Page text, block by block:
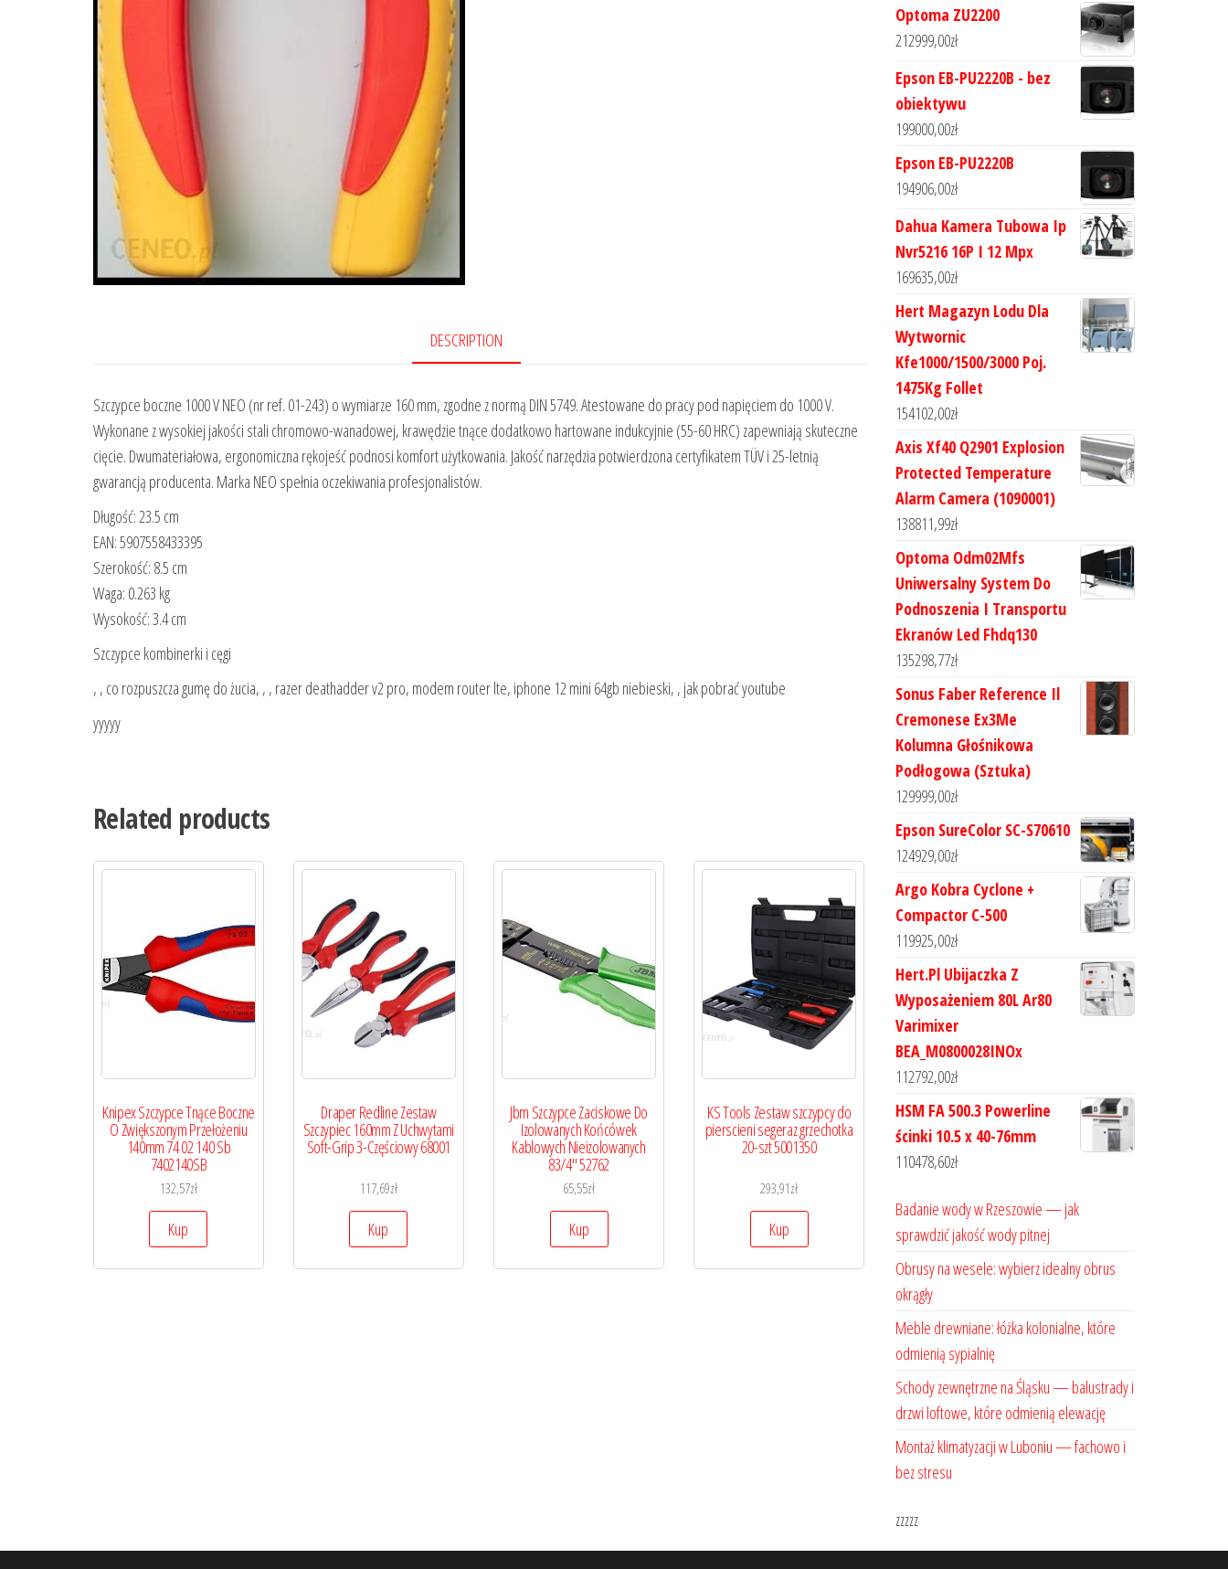
DESCRIPTION
Szczypce boczne 1000 V NEO (nr ref. 01-243) o wymiarze 160 mm, zgodne z normą DIN 5749. Atestowane do pracy pod napięciem do 1000 V.
Wykonane z wysokiej jakości stali chromowo-wanadowej, krawędzie tnące dodatkowo hartowane indukcyjnie (55-60 HRC) zapewniają skuteczne
cięcie. Dwumateriałowa, ergonomiczna rękojeść podnosi komfort użytkowania. Jakość narzędzia potwierdzona certyfikatem TÜV i 25-letnią
gwarancją producenta. Marka NEO spełnia oczekiwania profesjonalistów.
Długość: 23.5 cm
EAN: 5907558433395
Szerokość: 8.5 cm
Waga: 0.263 kg
Wysokość: 3.4 cm
Szczypce kombinerki i cęgi
, , co rozpuszcza gumę do żucia, , , razer deathadder v2 pro, modem router lte, iphone 12 mini 64gb niebieski, , jak pobrać youtube
yyyyy
Related products
Knipex Szczypce Tnące Boczne
O Zwiększonym Przełożeniu
140mm 74 02 140 Sb
7402140SB
132,57zł
Kup
Draper Redline Zestaw
Szczypiec 160mm Z Uchwytami
Soft-Grip 3-Częściowy 68001
117,69zł
Kup
Jbm Szczypce Zaciskowe Do
Izolowanych Końcówek
Kablowych Nieizolowanych
83/4″ 52762
65,55zł
Kup
KS Tools Zestaw szczypcy do
pierscieni segeraz grzechotka
20-szt 5001350
293,91zł
Kup
Optoma ZU2200
212999,00zł
Epson EB-PU2220B - bez
obiektywu
199000,00zł
Epson EB-PU2220B
194906,00zł
Dahua Kamera Tubowa Ip
Nvr5216 16P I 12 Mpx
169635,00zł
Hert Magazyn Lodu Dla
Wytwornic
Kfe1000/1500/3000 Poj.
1475Kg Follet
154102,00zł
Axis Xf40 Q2901 Explosion
Protected Temperature
Alarm Camera (1090001)
138811,99zł
Optoma Odm02Mfs
Uniwersalny System Do
Podnoszenia I Transportu
Ekranów Led Fhdq130
135298,77zł
Sonus Faber Reference Il
Cremonese Ex3Me
Kolumna Głośnikowa
Podłogowa (Sztuka)
129999,00zł
Epson SureColor SC-S70610
124929,00zł
Argo Kobra Cyclone +
Compactor C-500
119925,00zł
Hert.Pl Ubijaczka Z
Wyposażeniem 80L Ar80
Varimixer
BEA_M0800028INOx
112792,00zł
HSM FA 500.3 Powerline
ścinki 10.5 x 40-76mm
110478,60zł
Badanie wody w Rzeszowie — jak
sprawdzić jakość wody pitnej
Obrusy na wesele: wybierz idealny obrus
okrągły
Meble drewniane: łóżka kolonialne, które
odmienią sypialnię
Schody zewnętrzne na Śląsku — balustrady i
drzwi loftowe, które odmienią elewację
Montaż klimatyzacji w Luboniu — fachowo i
bez stresu
zzzzz